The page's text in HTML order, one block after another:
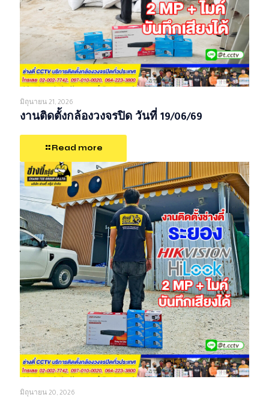
มิถุนายน 21, 2026
งานติดตั้งกล้องวงจรปิด วันที่ 19/06/69
Read more
มิถุนายน 20, 2026